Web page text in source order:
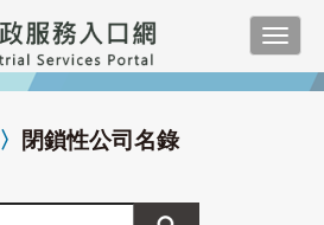
〉 閉鎖性公司名錄